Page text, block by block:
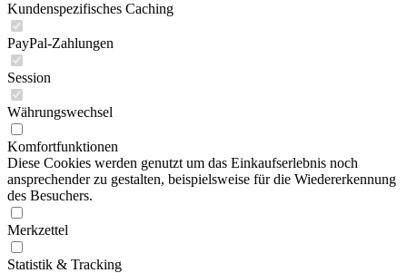
Kundenspezifisches Caching
PayPal-Zahlungen
Session
Währungswechsel
Komfortfunktionen
Diese Cookies werden genutzt um das Einkaufserlebnis noch
ansprechender zu gestalten, beispielsweise für die Wiedererkennung
des Besuchers.
Merkzettel
Statistik & Tracking